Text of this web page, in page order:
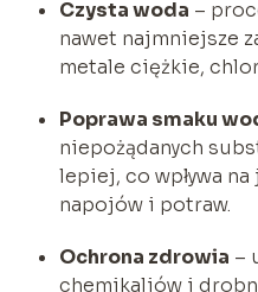
Czysta woda –
nawet najmniejsze
metale ciężkie,
Poprawa smaku
niepożądanych
lepiej, co wpływa
napojów i potraw.
Ochrona zdrowia –
chemikaliów i